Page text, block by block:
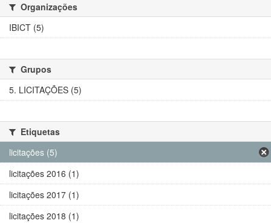
Organizações
IBICT (5)
Grupos
5. LICITAÇÕES (5)
Etiquetas
licitações (5)
licitações 2016 (1)
licitações 2017 (1)
licitações 2018 (1)